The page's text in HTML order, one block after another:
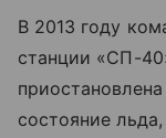
В 2013 году
станции «СП-
состояние